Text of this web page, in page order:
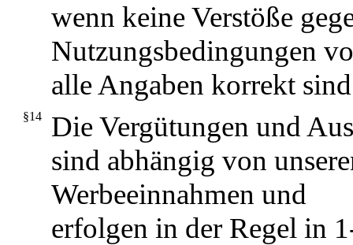
wenn keine Verstöße
Nutzungsbedingungen
alle Angaben korrekt
§14
Die Vergütungen und
sind abhängig von
Werbeeinnahmen und
erfolgen in der Regel in